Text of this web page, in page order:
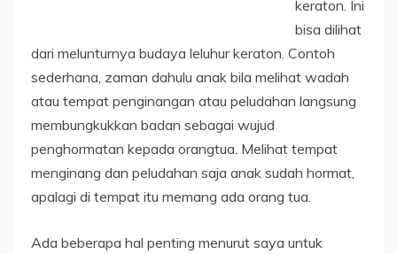
keraton. Ini
bisa dilihat
dari melunturnya budaya leluhur keraton. Contoh
sederhana, zaman dahulu anak bila melihat wadah
atau tempat penginangan atau peludahan langsung
membungkukkan badan sebagai wujud
penghormatan kepada orangtua. Melihat tempat
menginang dan peludahan saja anak sudah hormat,
apalagi di tempat itu memang ada orang tua.
Ada beberapa hal penting menurut saya untuk